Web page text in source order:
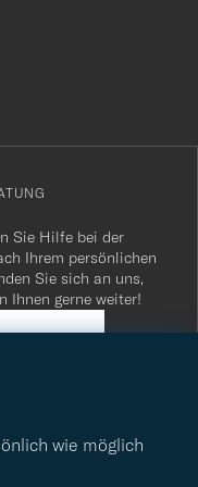
wie möglich
Sie Hilfe bei der
Ihrem persönlichen
Sie sich an uns,
Ihnen gerne weiter!